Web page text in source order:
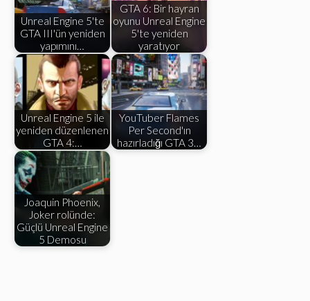
Unreal Engine 5'te
GTA III'ün yeniden
yapımını…
GTA 6: Bir hayran
oyunu Unreal Engine
5'te yeniden
yaratıyor
Unreal Engine 5 ile
yeniden düzenlenen
GTA 4:…
YouTuber Flames
Per Second'ın
hazırladığı GTA 3…
Joaquin Phoenix,
Joker rolünde:
Güçlü Unreal Engine
5 Demosu